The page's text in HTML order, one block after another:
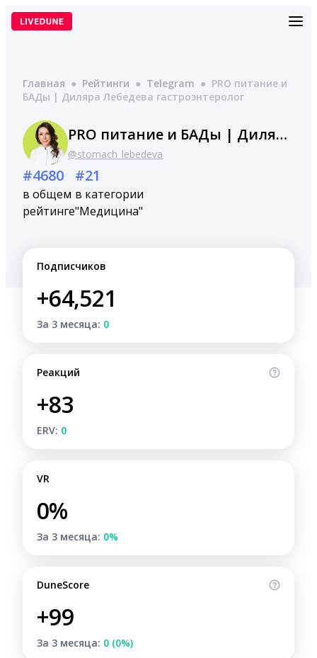
Перейти
Главная ● Рейтинги ● Telegram ● PRO питание и
БАДы | Диляра Лебедева гастроэнтеролог
PRO питание и БАДы | Диляра Лебедева гастроэнтеролог
@stomach_lebedeva
#4680
в общем
рейтинге
#21
в категории
"Медицина"
Подписчиков
+64,521
За 3 месяца: 0
Реакций
+83
ERV: 0
VR
0%
За 3 месяца: 0%
DuneScore
+99
За 3 месяца: 0 (0%)